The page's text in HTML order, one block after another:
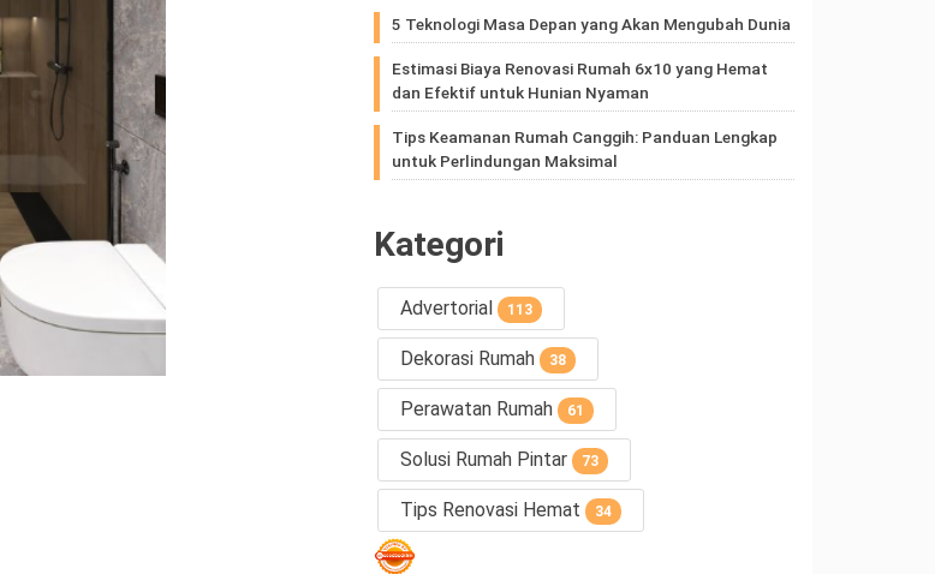
5 Teknologi Masa Depan yang Akan Mengubah Dunia
Estimasi Biaya Renovasi Rumah 6x10 yang Hemat
dan Efektif untuk Hunian Nyaman
Tips Keamanan Rumah Canggih: Panduan Lengkap
untuk Perlindungan Maksimal
Kategori
Advertorial 113
Dekorasi Rumah 38
Perawatan Rumah 61
Solusi Rumah Pintar 73
Tips Renovasi Hemat 34